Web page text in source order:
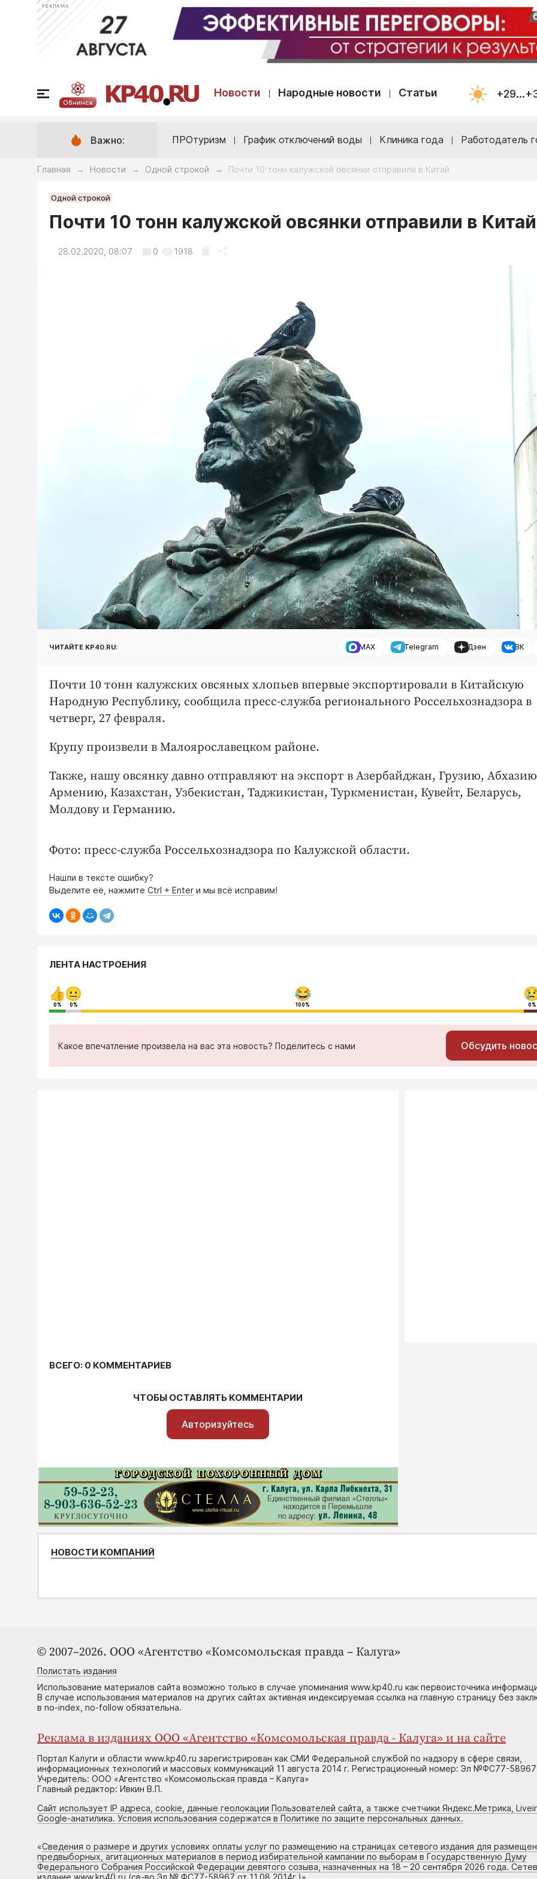
РЕКЛАМА
Обнинск
Новости Народные новости Статьи
Важно: ПРОтуризм График отключений воды Клиника года Работодатель
Главная → Новости → Одной строкой → Почти 10 тонн калужской овсянки отправили в Китай
Одной строкой
Почти 10 тонн калужской овсянки отправили в Китай
28.02.2020, 08:07 0 1918
ЧИТАЙТЕ KP40.RU: MAX Telegram Дзен ВК
Почти 10 тонн калужских овсяных хлопьев впервые экспортировали в Китайскую
Народную Республику, сообщила пресс-служба регионального Россельхознадзора в
четверг, 27 февраля.
Крупу произвели в Малоярославецком районе.
Также, нашу овсянку давно отправляют на экспорт в Азербайджан, Грузию,
Армению, Казахстан, Узбекистан, Таджикистан, Туркменистан, Кувейт, Беларусь,
Молдову и Германию.
Фото: пресс-служба Россельхознадзора по Калужской области.
Нашли в тексте ошибку?
Выделите её, нажмите Ctrl + Enter и мы всё исправим!
ЛЕНТА НАСТРОЕНИЯ
0% 0% 100% 0%
Какое впечатление произвела на вас эта новость? Поделитесь с нами Обсудить
ВСЕГО: 0 КОММЕНТАРИЕВ
ЧТОБЫ ОСТАВЛЯТЬ КОММЕНТАРИИ
Авторизуйтесь
НОВОСТИ КОМПАНИЙ
© 2007–2026. ООО «Агентство «Комсомольская правда – Калуга»
Полистать издания
Использование материалов сайта возможно только в случае упоминания www.kp40.ru как первоисточника
В случае использования материалов на других сайтах активная индексируемая ссылка на главную страницу без
в no-index, no-follow обязательна.
Реклама в изданиях ООО «Агентство «Комсомольская правда - Калуга» и на сайте
Портал Калуги и области www.kp40.ru зарегистрирован как СМИ Федеральной службой по надзору в сфере связи,
информационных технологий и массовых коммуникаций 11 августа 2014 г. Регистрационный номер: Эл №ФС77-58967
Учредитель: ООО «Агентство «Комсомольская правда – Калуга»
Главный редактор: Ивкин В.П.
Сайт использует IP адреса, cookie, данные геолокации Пользователей сайта, а также счетчики Яндекс.Метрика,
Google-анатилика. Условия использования содержатся в Политике по защите персональных данных.
«Сведения о размере и других условиях оплаты услуг по размещению на страницах сетевого издания для
предвыборных, агитационных материалов в период избирательной кампании по выборам в Государственную Думу
Федерального Собрания Российской Федерации девятого созыва, назначенных на 18 – 20 сентября 2026 года.